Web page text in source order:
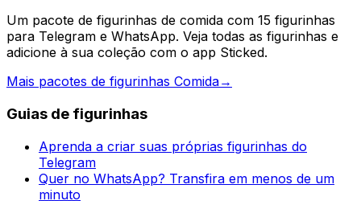
Um pacote de figurinhas de comida com 15 figurinhas
para Telegram e WhatsApp. Veja todas as figurinhas e
adicione à sua coleção com o app Sticked.
Mais pacotes de figurinhas Comida→
Guias de figurinhas
Aprenda a criar suas próprias figurinhas do
Telegram
Quer no WhatsApp? Transfira em menos de um
minuto